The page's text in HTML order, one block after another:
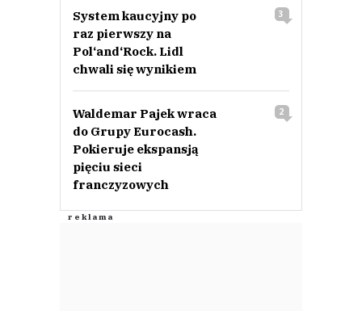
System kaucyjny po
raz pierwszy na
Pol‘and‘Rock. Lidl
chwali się wynikiem
3
Waldemar Pajek wraca
do Grupy Eurocash.
Pokieruje ekspansją
pięciu sieci
franczyzowych
2